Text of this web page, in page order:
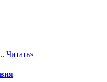
Читать»